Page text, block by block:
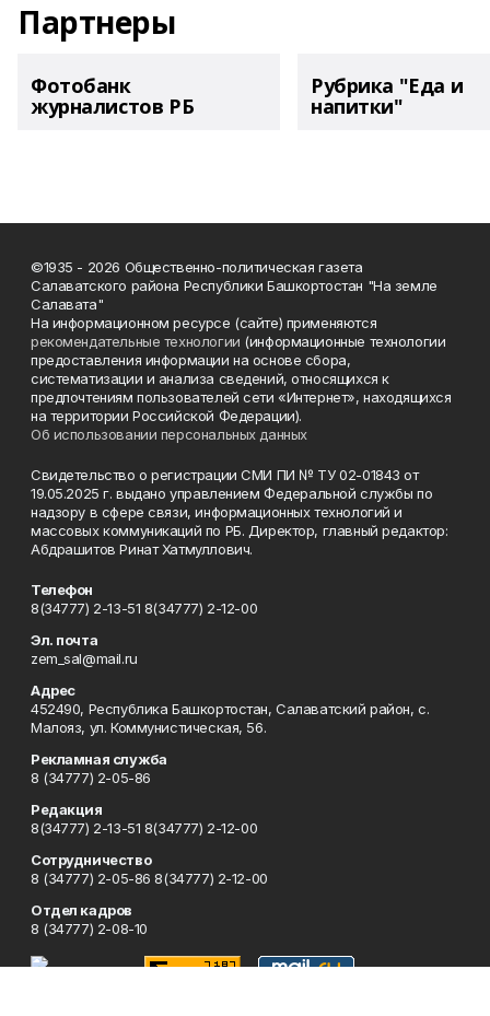
Партнеры
Фотобанк
журналистов РБ
Рубрика "Еда и
напитки"
©1935 - 2026 Общественно-политическая газета
Салаватского района Республики Башкортостан "На земле
Салавата"
На информационном ресурсе (сайте) применяются
рекомендательные технологии (информационные технологии
предоставления информации на основе сбора,
систематизации и анализа сведений, относящихся к
предпочтениям пользователей сети «Интернет», находящихся
на территории Российской Федерации).
Об использовании персональных данных
Свидетельство о регистрации СМИ ПИ № ТУ 02-01843 от
19.05.2025 г. выдано управлением Федеральной службы по
надзору в сфере связи, информационных технологий и
массовых коммуникаций по РБ. Директор, главный редактор:
Абдрашитов Ринат Хатмуллович.
Телефон
8(34777) 2-13-51 8(34777) 2-12-00
Эл. почта
zem_sal@mail.ru
Адрес
452490, Республика Башкортостан, Салаватский район, с.
Малояз, ул. Коммунистическая, 56.
Рекламная служба
8 (34777) 2-05-86
Редакция
8(34777) 2-13-51 8(34777) 2-12-00
Сотрудничество
8 (34777) 2-05-86 8(34777) 2-12-00
Отдел кадров
8 (34777) 2-08-10